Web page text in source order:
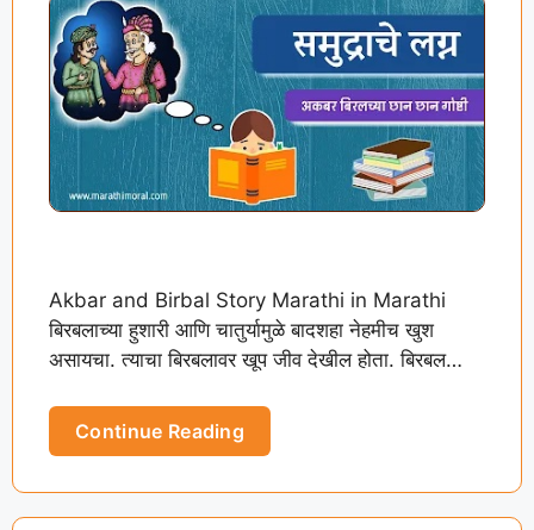
Akbar and Birbal Story Marathi in Marathi
बिरबलाच्या हुशारी आणि चातुर्यामुळे बादशहा नेहमीच खुश
असायचा. त्याचा बिरबलावर खूप जीव देखील होता. बिरबल
Continue Reading